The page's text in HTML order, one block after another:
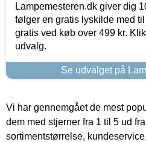
Lampemesteren.dk giver dig
følger en gratis lyskilde med
gratis ved køb over 499 kr.
udvalg.
Se udvalget på
Vi har gennemgået de mest
dem med stjerner fra 1 til 5 ud
sortimentstørrelse,